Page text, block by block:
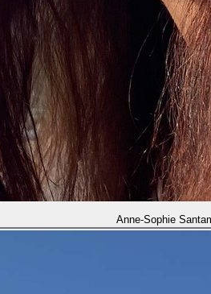
Anne-Sophie